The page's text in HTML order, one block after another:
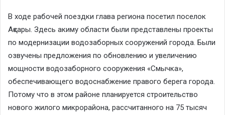
В ходе рабочей поездки глава региона посетил поселок
Ақсары. Здесь акиму области были представлены проекты
по модернизации водозаборных сооружений города. Были
озвучены предложения по обновлению и увеличению
мощности водозаборного сооружения «Смычка»,
обеспечивающего водоснабжение правого берега города.
Потому что в этом районе планируется строительство
нового жилого микрорайона, рассчитанного на 75 тысяч